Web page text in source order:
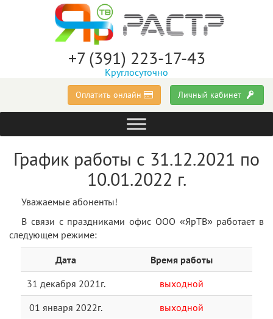
+7 (391) 223-17-43
Круглосуточно
Личный кабинет
Оплатить онлайн
График работы с 31.12.2021 по
10.01.2022 г.
Уважаемые абоненты!
В связи с праздниками офис ООО «ЯрТВ» работает в
следующем режиме:
Дата
Время работы
31 декабря 2021г.
выходной
01 января 2022г.
выходной